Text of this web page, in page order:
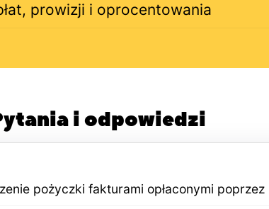
prowizji i oprocentowania
i odpowiedzi
pożyczki fakturami opłaconymi poprzez